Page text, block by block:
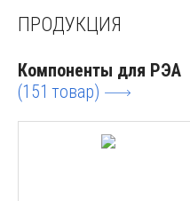
ПРОДУКЦИЯ
Компоненты для РЭА
(151 товар)